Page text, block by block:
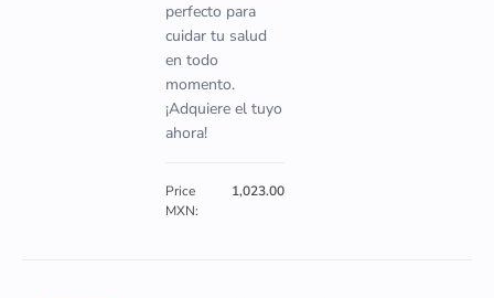
perfecto para
cuidar tu salud
en todo
momento.
¡Adquiere el tuyo
ahora!
Price
MXN:
1,023.00